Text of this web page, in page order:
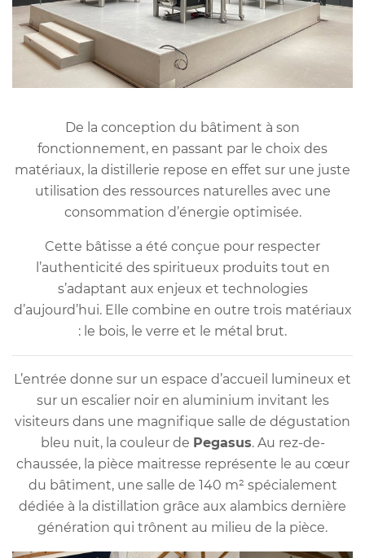
De la conception du bâtiment à son
fonctionnement, en passant par le choix des
matériaux, la distillerie repose en effet sur une juste
utilisation des ressources naturelles avec une
consommation d’énergie optimisée.
Cette bâtisse a été conçue pour respecter
l’authenticité des spiritueux produits tout en
s’adaptant aux enjeux et technologies
d’aujourd’hui.Elle combine en outre trois matériaux
: le bois, le verre et le métal brut.
L’entrée donne sur un espace d’accueil lumineux et
sur un escalier noir en aluminium invitant les
visiteurs dans une magnifique salle de dégustation
bleu nuit, la couleur de Pegasus. Au rez-de-
chaussée, la pièce maitresse représente le au cœur
du bâtiment, une salle de 140 m² spécialement
dédiée à la distillation grâce aux alambics dernière
génération qui trônent au milieu de la pièce.